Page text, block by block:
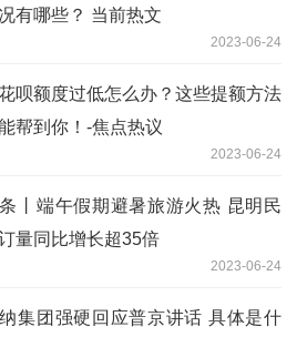
有哪些？ 当前热文
2023-06-24
呗额度过低怎么办？这些提额方法
帮到你！-焦点热议
2023-06-24
丨端午假期避暑旅游火热 昆明民
量同比增长超35倍
2023-06-24
集团强硬回应普京讲话 具体是什